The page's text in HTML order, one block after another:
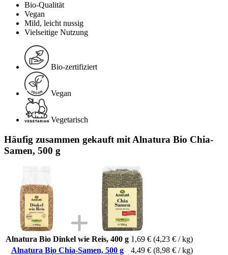
Bio-Qualität
Vegan
Mild, leicht nussig
Vielseitige Nutzung
Bio-zertifiziert
Vegan
Vegetarisch
Häufig zusammen gekauft mit Alnatura Bio Chia-
Samen, 500 g
Alnatura Bio Dinkel wie Reis, 400 g 1,69 € (4,23 € / kg)
Alnatura Bio Chia-Samen, 500 g
4,49 € (8,98 € / kg)